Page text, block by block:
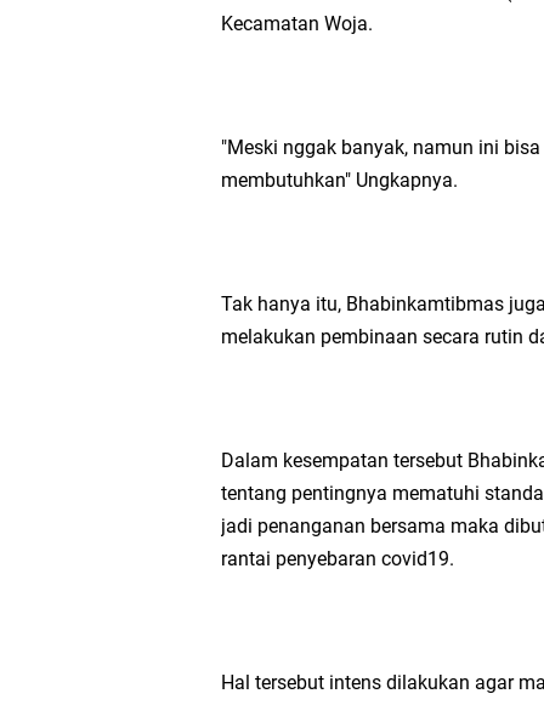
Polda NTB Sabet
Kapolresta Mataram
Sat Samapta
Kapolda NTB Buka
Kecamatan Woja.
"Meski nggak banyak, namun ini
membutuhkan" Ungkapnya.
Tak hanya itu, Bhabinkamtibmas
melakukan pembinaan secara rutin
Dalam kesempatan tersebut
tentang pentingnya mematuhi
jadi penanganan bersama maka
rantai penyebaran covid19.
Hal tersebut intens dilakukan agar